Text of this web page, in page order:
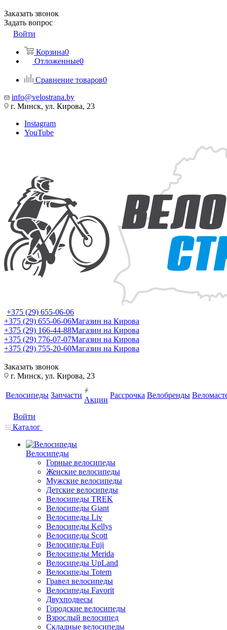
Заказать звонок
Задать вопрос
Войти
Корзина0
Отложенные0
Сравнение товаров0
info@velostrana.by
г. Минск, ул. Кирова, 23
Instagram
YouTube
+375 (29) 655-06-06
+375 (29) 655-06-06Магазин на Кирова
+375 (29) 166-44-88Магазин на Кирова
+375 (29) 776-07-07Магазин на Кирова
+375 (29) 755-20-60Магазин на Кирова
Заказать звонок
г. Минск, ул. Кирова, 23
Велосипеды Запчасти
Акции
Рассрочка Велобренды
Войти
Каталог
Велосипеды
Горные велосипеды
Женские велосипеды
Мужские велосипеды
Детские велосипеды
Велосипеды TREK
Велосипеды Giant
Велосипеды Liv
Велосипеды Kellys
Велосипеды Scott
Велосипеды Fuji
Велосипеды Merida
Велосипеды UpLand
Велосипеды Totem
Гравел велосипеды
Велосипеды Favorit
Двухподвесы
Городские велосипеды
Взрослый велосипед
Складные велосипеды